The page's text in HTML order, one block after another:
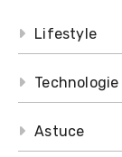
Lifestyle
Technologie
Astuce